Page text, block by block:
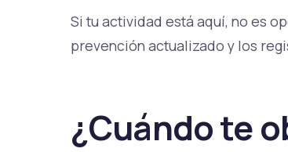
Si tu actividad está aquí, no es
prevención actualizado y los
¿Cuándo te